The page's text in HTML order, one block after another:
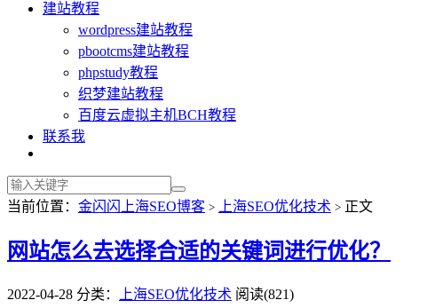
建站教程
wordpress建站教程
pbootcms建站教程
phpstudy教程
织梦建站教程
百度云虚拟主机BCH教程
联系我
当前位置： 金闪闪上海SEO博客 > 上海SEO优化技术 > 正文
网站怎么去选择合适的关键词进行优化？
2022-04-28 分类： 上海SEO优化技术 阅读(821)